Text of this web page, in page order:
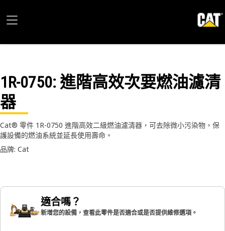
1R-0750: 進階高效次要燃油濾清
器
Cat® 零件 1R-0750 進階高效二級燃油濾清器，可去除微小污染物，保
護設備的燃油系統並延長使用壽命。
品牌: Cat
適合嗎？
新增您的設備，查看此零件是否適合或是否提供維修選項。